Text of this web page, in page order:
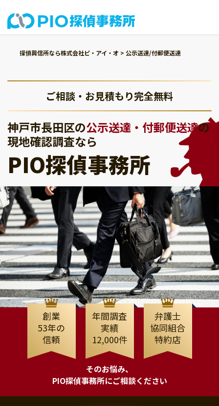
探偵興信所なら株式会社ピ・アイ・オ > 公示送達/付郵便送達
ご相談・お見積もり完全無料
神戸市長田区の公示送達・付郵便送達の
現地確認調査なら
PIO探偵事務所
創業
53年の
信頼
年間調査
実績
12,000件
弁護士
協同組合
特約店
そのお悩み、
PIO探偵事務所にご相談ください